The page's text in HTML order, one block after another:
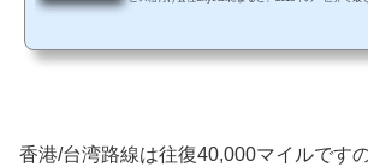
ッキがある2階建てのジャンボジェットです。ビジネ
香港/台湾路線は往復40,000マイルです